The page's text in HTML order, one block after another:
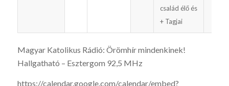
család élő és
+ Tagjai
Magyar Katolikus Rádió: Örömhír mindenkinek!
Hallgatható – Esztergom 92,5 MHz
https://calendar.google.com/calendar/embed?